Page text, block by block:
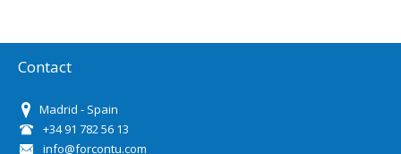
Contact
Madrid - Spain
+34 91 782 56 13
info@forcontu.com